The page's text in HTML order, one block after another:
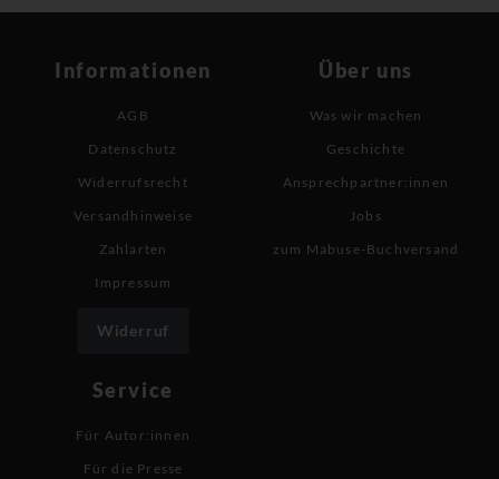
Informationen
AGB
Datenschutz
Widerrufsrecht
Versandhinweise
Zahlarten
Impressum
Widerruf
Über uns
Was wir machen
Geschichte
Ansprechpartner:innen
Jobs
zum Mabuse-Buchversand
Service
Für Autor:innen
Für die Presse